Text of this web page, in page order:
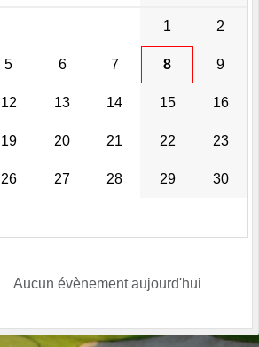
1 2
5 6 7 8 9
12 13 14 15 16
19 20 21 22 23
26 27 28 29 30
Aucun évènement aujourd'hui